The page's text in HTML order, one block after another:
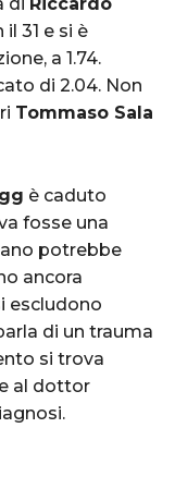
31 e si è
a 1.74.
di 2.04. Non
Tommaso Sala
è caduto
fosse una
potrebbe
ancora
escludono
di un trauma
si trova
al dottor